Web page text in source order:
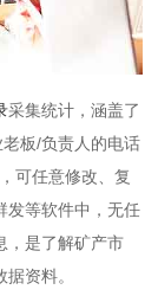
采集统计，涵盖了
板/负责人的电话
可任意修改、复
发等软件中，无任
，是了解矿产市
资料。